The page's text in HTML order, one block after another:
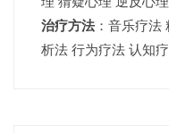
治疗方法：音乐疗法
析法 行为疗法 认知